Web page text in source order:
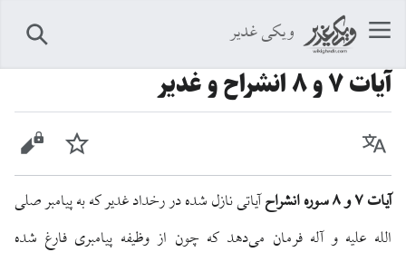
ویکی غدیر
آیات ۷ و ۸ انشراح و غدیر
زبان پیگیری
آیات ۷ و ۸ سوره انشراح
آیاتی نازل شده در رخداد غدیر که به پیامبر صلی
الله علیه و آله فرمان می‌دهد که چون از وظیفه پیامبری فارغ شده